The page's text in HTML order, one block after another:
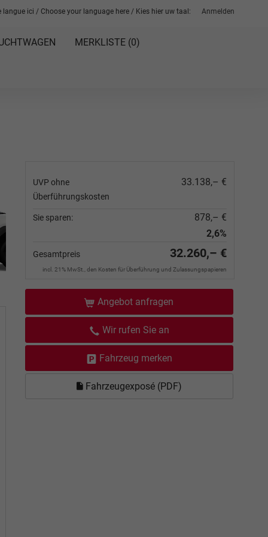
Anmelden
langue ici / Choose your language here / Kies hier uw taal:
MERKLISTE (0)
UVP ohne
Überführungskosten
33.138,– €
Sie sparen:
878,– €
2,6%
Gesamtpreis 32.260,– €
incl. 21% MwSt., den Kosten für Überführung und Zulassungspapieren
Angebot anfragen
Wir rufen Sie an
Fahrzeug merken
Fahrzeugexposé (PDF)